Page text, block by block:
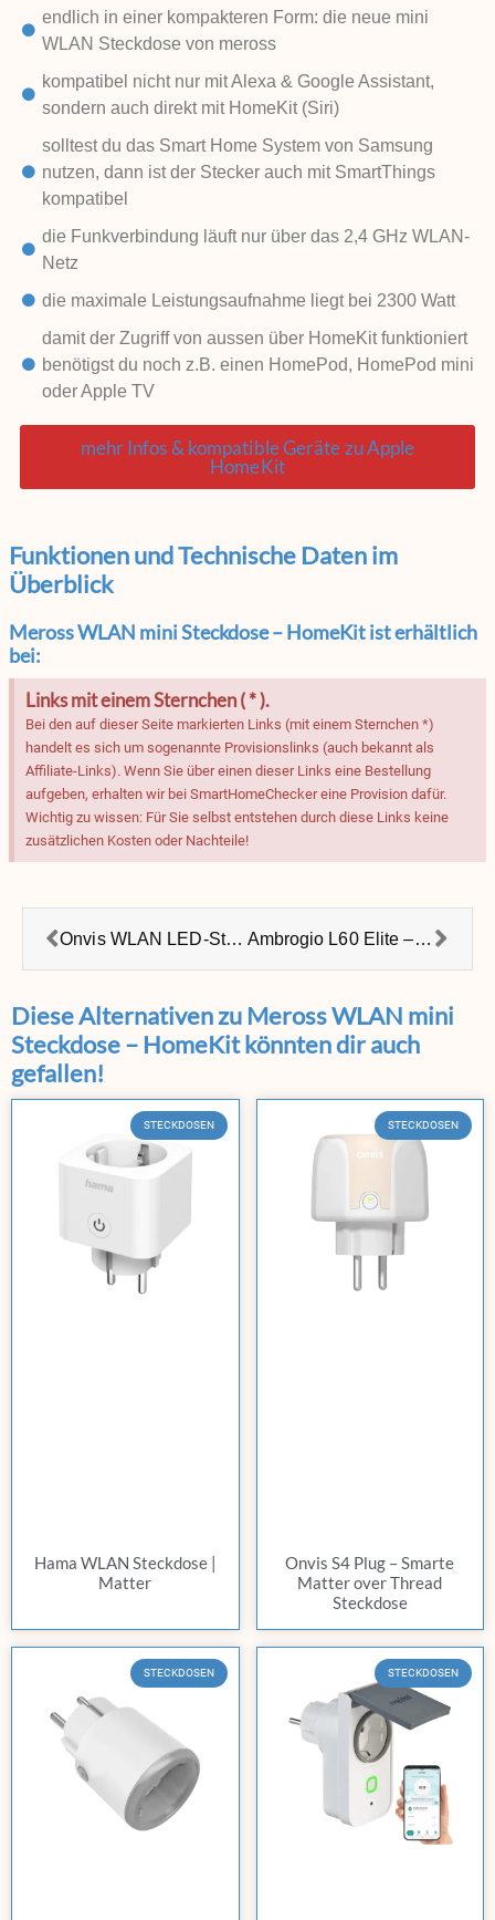
endlich in einer kompakteren Form: die neue mini
WLAN Steckdose von meross
kompatibel nicht nur mit Alexa & Google Assistant,
sondern auch direkt mit HomeKit (Siri)
solltest du das Smart Home System von Samsung
nutzen, dann ist der Stecker auch mit SmartThings
kompatibel
die Funkverbindung läuft nur über das 2,4 GHz WLAN-
Netz
die maximale Leistungsaufnahme liegt bei 2300 Watt
damit der Zugriff von aussen über HomeKit funktioniert
benötigst du noch z.B. einen HomePod, HomePod mini
oder Apple TV
mehr Infos & kompatible Geräte zu Apple
HomeKit
Funktionen und Technische Daten im
Überblick
Meross WLAN mini Steckdose – HomeKit ist erhältlich
bei:
Links mit einem Sternchen ( * ).
Bei den auf dieser Seite markierten Links (mit einem Sternchen *)
handelt es sich um sogenannte Provisionslinks (auch bekannt als
Affiliate-Links). Wenn Sie über einen dieser Links eine Bestellung
aufgeben, erhalten wir bei SmartHomeChecker eine Provision dafür.
Wichtig zu wissen: Für Sie selbst entstehen durch diese Links keine
zusätzlichen Kosten oder Nachteile!
Onvis WLAN LED-Streifen – HomeKit Ambrogio L60 Elite – Rasenmähroboter ohne Begrenzungsdraht
Diese Alternativen zu Meross WLAN mini
Steckdose – HomeKit könnten dir auch
gefallen!
STECKDOSEN
Hama WLAN Steckdose |
Matter
STECKDOSEN
Onvis S4 Plug – Smarte
Matter over Thread
Steckdose
STECKDOSEN STECKDOSEN